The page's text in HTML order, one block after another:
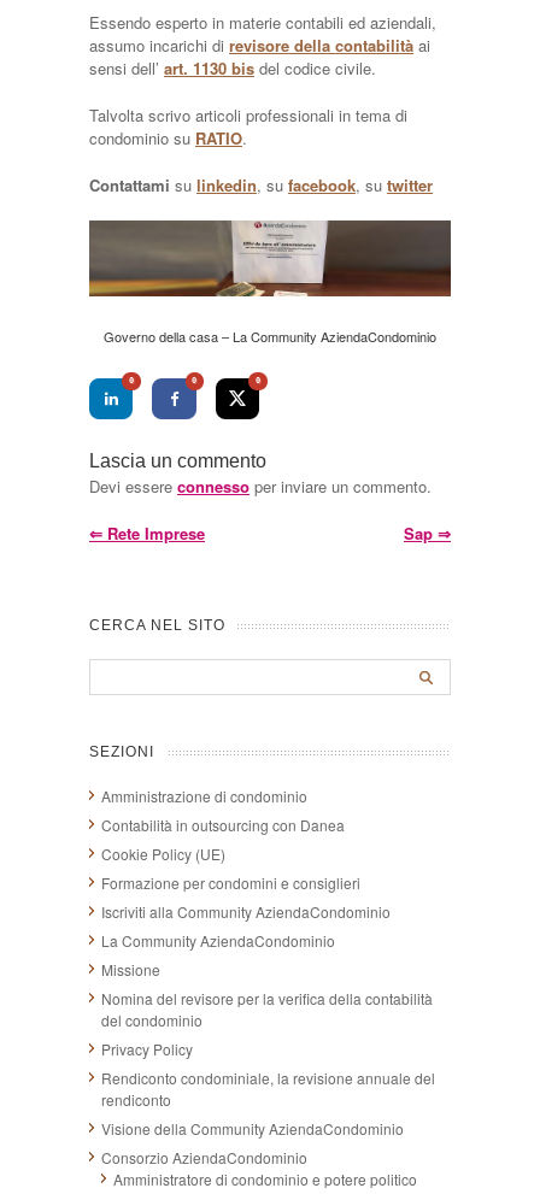
Essendo esperto in materie contabili ed aziendali,
assumo incarichi di revisore della contabilità ai
sensi dell’ art. 1130 bis del codice civile.
Talvolta scrivo articoli professionali in tema di
condominio su RATIO.
Contattami su linkedin, su facebook, su twitter
Governo della casa – La Community AziendaCondominio
0 0 0
Lascia un commento
Devi essere connesso per inviare un commento.
⇐ Rete Imprese Sap ⇒
CERCA NEL SITO
SEZIONI
Amministrazione di condominio
Contabilità in outsourcing con Danea
Cookie Policy (UE)
Formazione per condomini e consiglieri
Iscriviti alla Community AziendaCondominio
La Community AziendaCondominio
Missione
Nomina del revisore per la verifica della contabilità
del condominio
Privacy Policy
Rendiconto condominiale, la revisione annuale del
rendiconto
Visione della Community AziendaCondominio
Consorzio AziendaCondominio
Amministratore di condominio e potere politico